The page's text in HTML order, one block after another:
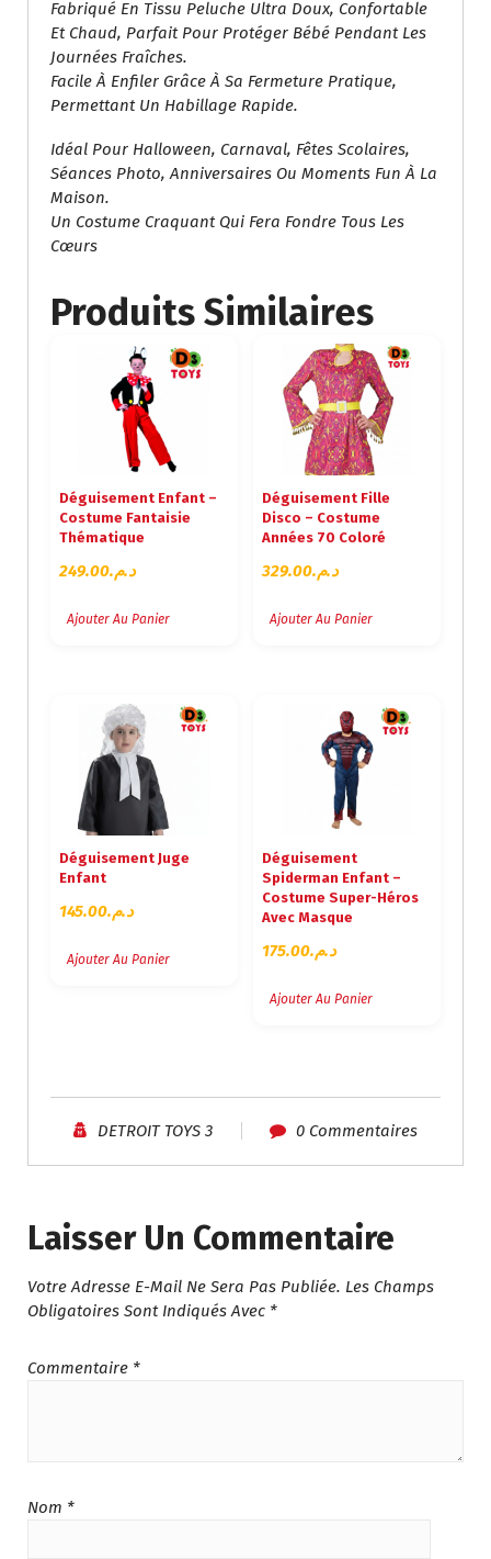
Fabriqué En Tissu Peluche Ultra Doux, Confortable
Et Chaud, Parfait Pour Protéger Bébé Pendant Les
Journées Fraîches.
Facile À Enfiler Grâce À Sa Fermeture Pratique,
Permettant Un Habillage Rapide.
Idéal Pour Halloween, Carnaval, Fêtes Scolaires,
Séances Photo, Anniversaires Ou Moments Fun À La
Maison.
Un Costume Craquant Qui Fera Fondre Tous Les
Cœurs
Produits Similaires
Déguisement Enfant –
Costume Fantaisie
Thématique
د.م.249.00
Ajouter Au Panier
Déguisement Fille
Disco – Costume
Années 70 Coloré
د.م.329.00
Ajouter Au Panier
Déguisement Juge
Enfant
د.م.145.00
Ajouter Au Panier
Déguisement
Spiderman Enfant –
Costume Super-Héros
Avec Masque
د.م.175.00
Ajouter Au Panier
DETROIT TOYS 3 0 Commentaires
Laisser Un Commentaire
Votre Adresse E-Mail Ne Sera Pas Publiée. Les Champs
Obligatoires Sont Indiqués Avec *
Commentaire *
Nom *